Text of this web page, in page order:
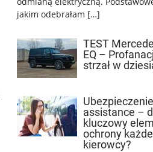
jakim odebrałam […]
TEST
EQ –
strzał w
Ubezpieczenie
assistance –
kluczowy
ochrony
kierowcy?